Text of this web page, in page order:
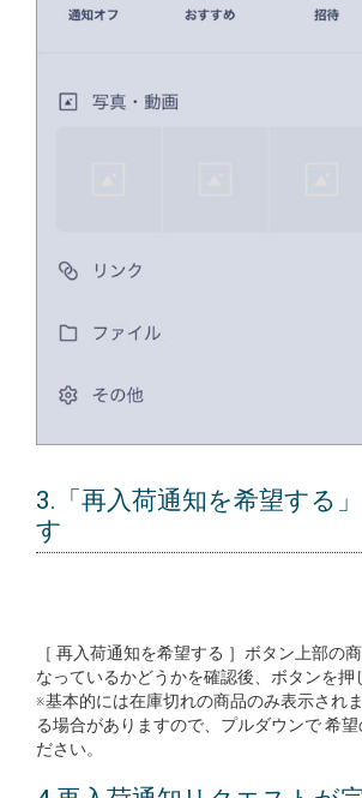
3.「再入荷通知を希望する
す
［ 再入荷通知を希望する ］ボタン上部の
なっているかどうかを確認後、ボタンを押
※基本的には在庫切れの商品のみ表示され
る場合がありますので、プルダウンで 希望
ださい。